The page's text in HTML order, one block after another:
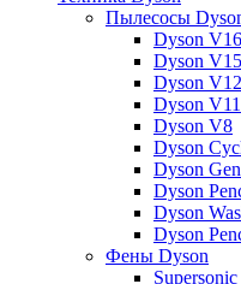
Пылесосы
Dyson V16
Dyson V15
Dyson V12
Dyson V11
Dyson V8
Dyson
Dyson
Dyson
Dyson
Dyson
Фены Dyson